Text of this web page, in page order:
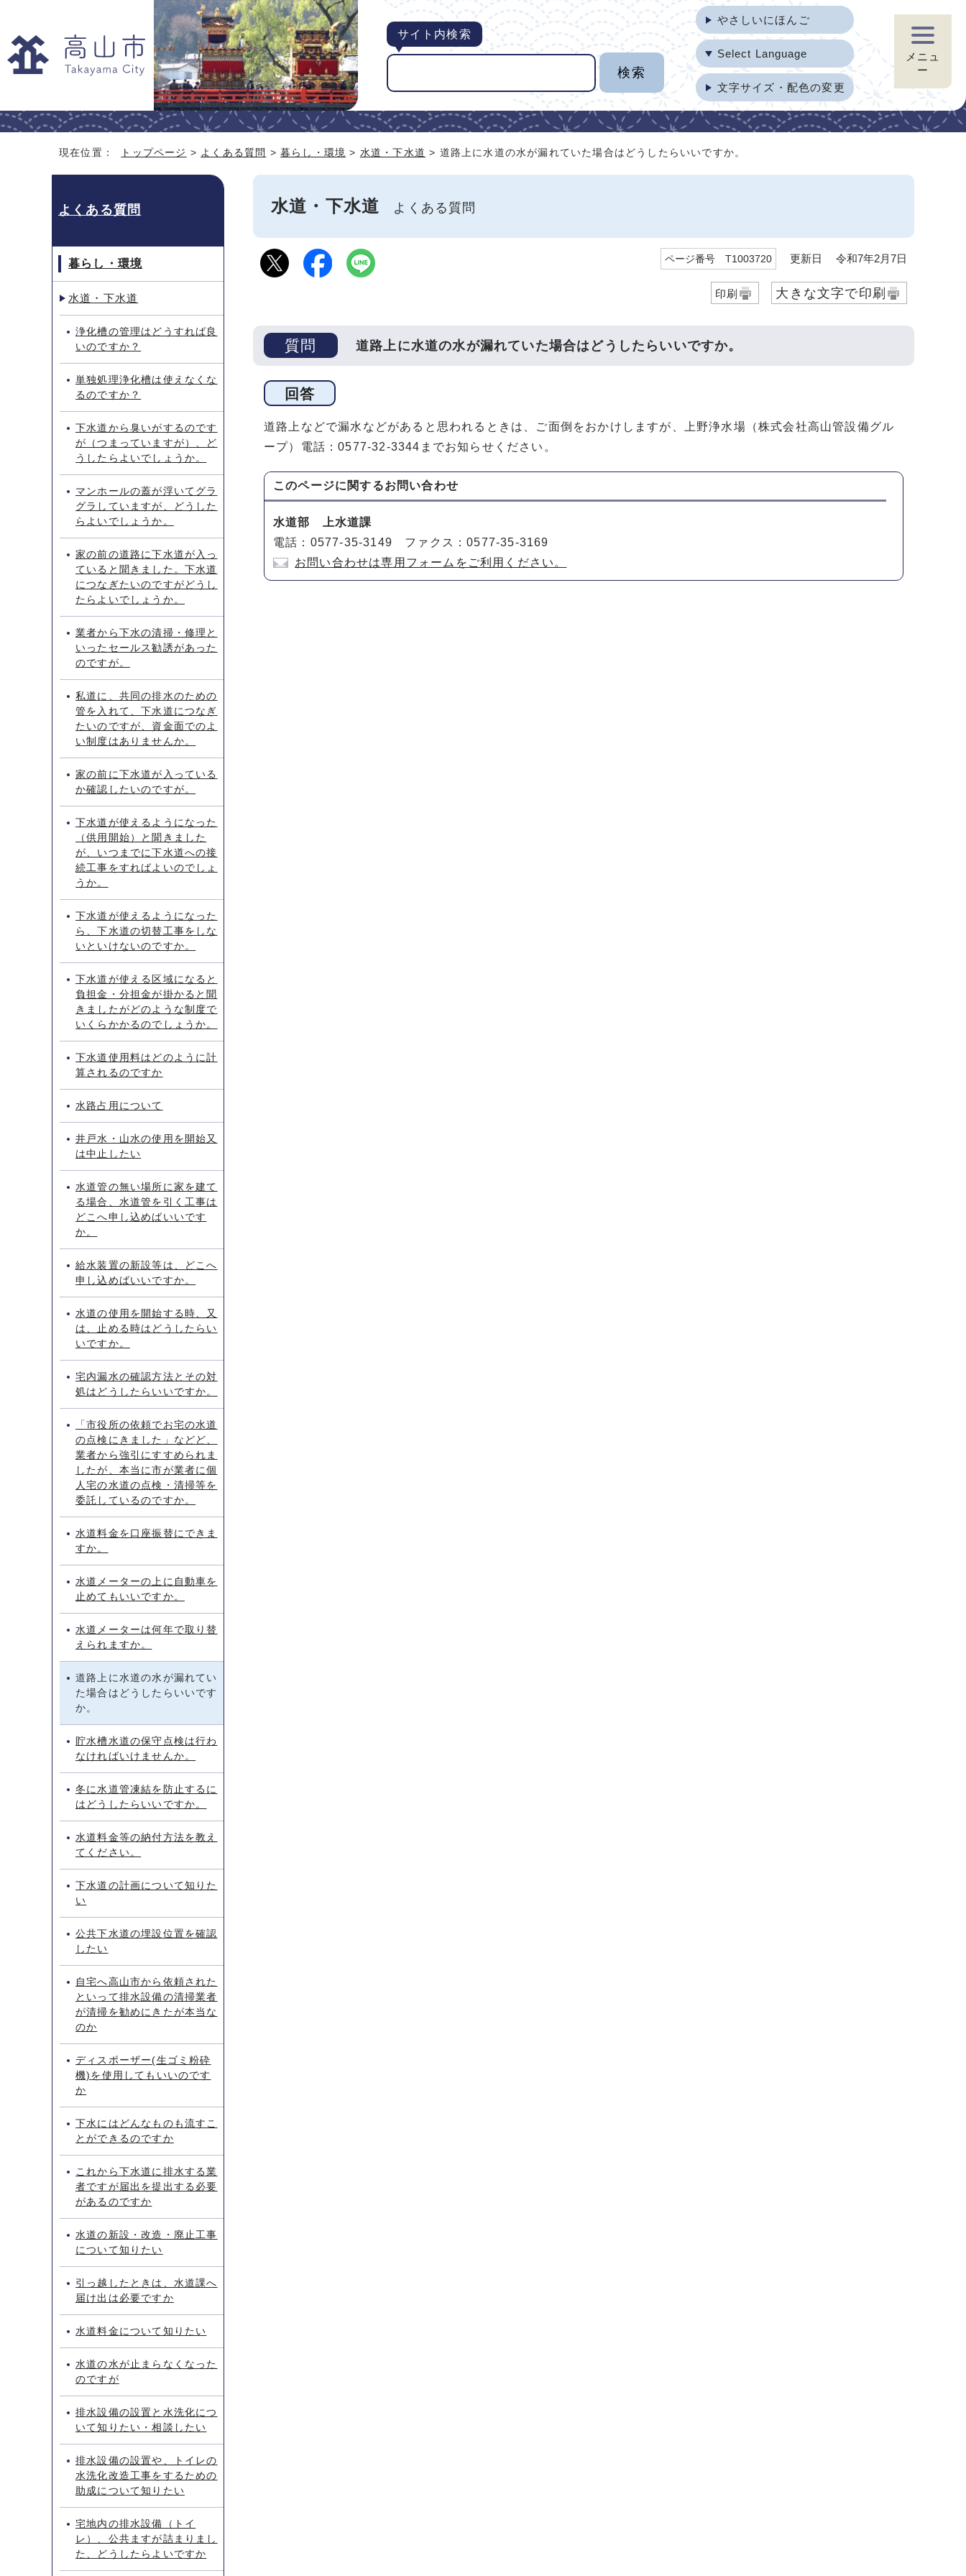
サイト内検索
やさしいにほんご
Select Language
文字サイズ・配色の変更
メニュ
ー
現在位置： トップページ > よくある質問 >暮らし・環境 > 水道・下水道 > 道路上に水道の水が漏れていた場合はどうしたらいいですか。
水道・下水道 よくある質問
ページ番号 T1003720 更新日 令和7年2月7日
印刷 大きな文字で印刷
質問 道路上に水道の水が漏れていた場合はどうしたらいいですか。
回答
道路上などで漏水などがあると思われるときは、ご面倒をおかけしますが、上野浄水場（株式会社高山管設備グル
ープ）電話：0577-32-3344までお知らせください。
このページに関するお問い合わせ
水道部 上水道課
電話：0577-35-3149 ファクス：0577-35-3169
お問い合わせは専用フォームをご利用ください。
よくある質問
暮らし・環境
水道・下水道
浄化槽の管理はどうすれば良
いのですか？
単独処理浄化槽は使えなくな
るのですか？
下水道から臭いがするのです
が（つまっていますが）、ど
うしたらよいでしょうか。
マンホールの蓋が浮いてグラ
グラしていますが、どうした
らよいでしょうか。
家の前の道路に下水道が入っ
ていると聞きました。下水道
につなぎたいのですがどうし
たらよいでしょうか。
業者から下水の清掃・修理と
いったセールス勧誘があった
のですが。
私道に、共同の排水のための
管を入れて、下水道につなぎ
たいのですが、資金面でのよ
い制度はありませんか。
家の前に下水道が入っている
か確認したいのですが。
下水道が使えるようになった
（供用開始）と聞きました
が、いつまでに下水道への接
続工事をすればよいのでしょ
うか。
下水道が使えるようになった
ら、下水道の切替工事をしな
いといけないのですか。
下水道が使える区域になると
負担金・分担金が掛かると聞
きましたがどのような制度で
いくらかかるのでしょうか。
下水道使用料はどのように計
算されるのですか
水路占用について
井戸水・山水の使用を開始又
は中止したい
水道管の無い場所に家を建て
る場合、水道管を引く工事は
どこへ申し込めばいいです
か。
給水装置の新設等は、どこへ
申し込めばいいですか。
水道の使用を開始する時、又
は、止める時はどうしたらい
いですか。
宅内漏水の確認方法とその対
処はどうしたらいいですか。
「市役所の依頼でお宅の水道
の点検にきました」などど、
業者から強引にすすめられま
したが、本当に市が業者に個
人宅の水道の点検・清掃等を
委託しているのですか。
水道料金を口座振替にできま
すか。
水道メーターの上に自動車を
止めてもいいですか。
水道メーターは何年で取り替
えられますか。
道路上に水道の水が漏れてい
た場合はどうしたらいいです
か。
貯水槽水道の保守点検は行わ
なければいけませんか。
冬に水道管凍結を防止するに
はどうしたらいいですか。
水道料金等の納付方法を教え
てください。
下水道の計画について知りた
い
公共下水道の埋設位置を確認
したい
自宅へ高山市から依頼された
といって排水設備の清掃業者
が清掃を勧めにきたが本当な
のか
ディスポーザー(生ゴミ粉砕
機)を使用してもいいのです
か
下水にはどんなものも流すこ
とができるのですか
これから下水道に排水する業
者ですが届出を提出する必要
があるのですか
水道の新設・改造・廃止工事
について知りたい
引っ越したときは、水道課へ
届け出は必要ですか
水道料金について知りたい
水道の水が止まらなくなった
のですが
排水設備の設置と水洗化につ
いて知りたい・相談したい
排水設備の設置や、トイレの
水洗化改造工事をするための
助成について知りたい
宅地内の排水設備（トイ
レ）、公共ますが詰まりまし
た、どうしたらよいですか